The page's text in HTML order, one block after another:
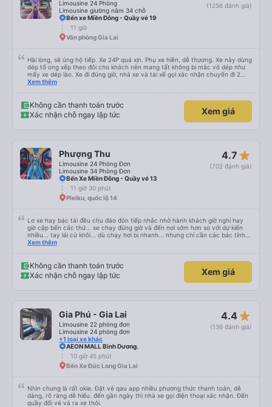
Limousine 24 Phòng
Limousine giường nằm 34 chỗ
(1256 đánh giá)
Bến xe Miền Đông - Quầy vé 19
11 giờ
Văn phòng Gia Lai
Hài lòng, sẽ ủng hộ tiếp. Xe 24P quá xịn. Phụ xe hiền, dễ thương. Xe này dùng
dép tổ ong xếp theo đôi cho khách nên mang tất không bị mắc vô dép như
mấy xe dép lào. Xe đi đúng giờ, nhà xe và tài xế gọi xác nhận chuyến đi 2
cuộc trong buổi sáng ngày đi. Gần tới giờ đi khách nào chưa ra kịp phụ xe có
thì không thấy tài xế hút thuốc. Nói chung là nên đi xe 24P nhà này.
Xem thêm
Không cần thanh toán trước
Xác nhận chỗ ngay lập tức
Xem giá
Phượng Thu
Limousine 24 Phòng Đơn
Limousine 34 Phòng Đơn
4.7 star_rate
(702 đánh giá)
Bến Xe Miền Đông - Quầy vé 13
11 giờ 30 phút
Pleiku, quốc lộ 14
Lơ xe hay bác tài đều chu đáo đón tiếp nhắc nhở hành khách giờ nghỉ hay
giờ cập bến các thứ... xe chạy đúng giờ và đến nơi sớm hơn so với dự kiến
nhiều... tay lái cừ khôi... dù chạy hơi bị nhanh... nhưng chỉ cần các bác tỉnh
táo sức khoẻ đầy đủ và tay lái cứng cáp là được. Tiện nghi rất sạch sẽ và
máy chạy lâu. Thích hợp và tiện nghi cho ai có nhu cầu từ tphcm (bến xe
miền đông) lên Măng Đen chơi nhé!
Xem thêm
Không cần thanh toán trước
Xác nhận chỗ ngay lập tức
Xem giá
Gia Phú - Gia Lai
Limousine 22 phòng đơn
Limousine 24 phòng đơn
+1 loại xe khác
4.4 star_rate
(136 đánh giá)
AEON MALL Bình Dương.
10 giờ 45 phút
Bến Xe Đức Long Gia Lai
Nhìn chung là rất okie. Đặt vé qau app nhiều phương thức thanh toán, dễ
dàng, rõ ràng dễ hiểu. đến gần ngày thì nhà xe gọi điện thoại xác nhận. Đến
quầy đổi vé và ra xe thôi.